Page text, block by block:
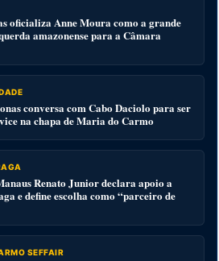
oficializa Anne Moura como a grande
amazonense para a Câmara
conversa com Cabo Daciolo para ser
na chapa de Maria do Carmo
Renato Junior declara apoio a
e define escolha como “parceiro de
SEFFAIR